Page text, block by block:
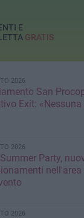
E
GRATIS
2026
San
Exit:
2026
Party,
nell'area
2026